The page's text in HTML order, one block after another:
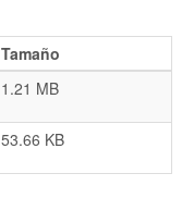
Tamaño
1.21 MB
53.66 KB